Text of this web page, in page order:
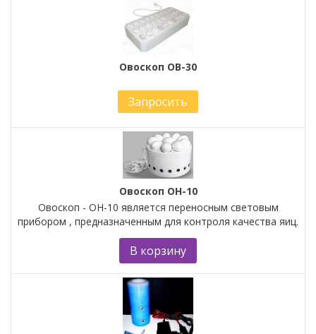
Овоскоп ОВ-30
Запросить
Овоскоп ОН-10
Овоскоп - ОН-10 является переносным световым
прибором , предназначенным для контроля качества яиц.
В корзину